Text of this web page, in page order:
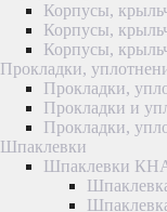
Корпусы,
Корпусы,
Корпусы,
Прокладки,
Прокладки,
Прокладки и
Прокладки,
Шпаклевки
Шпаклевки